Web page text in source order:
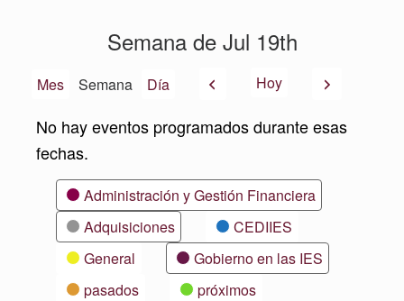
Semana de Jul 19th
Mes Semana Día AnteriorHoy Siguiente
No hay eventos programados durante esas
fechas.
CategoríasAdministración y Gestión Financiera
Adquisiciones
CEDIIES
General
Gobierno en las IES
pasados
próximos